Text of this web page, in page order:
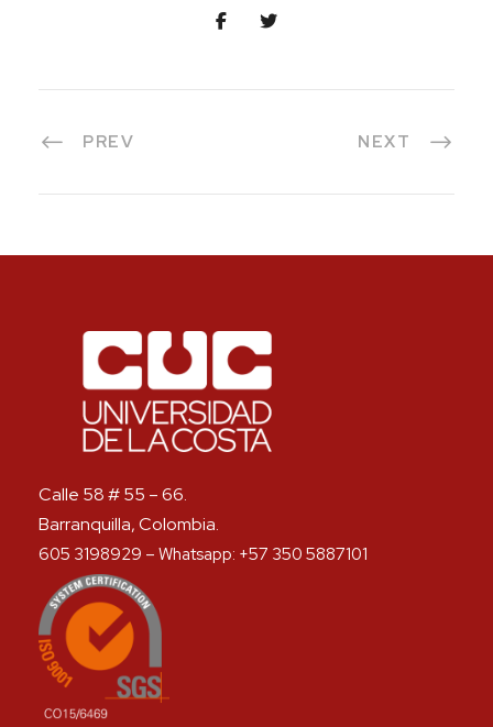
PREV NEXT
Calle 58 # 55 – 66.
Barranquilla, Colombia.
605 3198929 – Whatsapp: +57 350 5887101